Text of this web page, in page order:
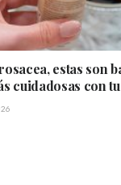
estas son
cuidadosas con